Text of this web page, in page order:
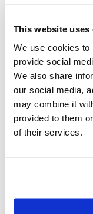
This website uses
We use cookies to
provide social
We also share
our social media,
may combine it
provided to them
of their services.
Rothstein, ici au
Inscrivez-vous
partie du
histoire
Cliquez ici